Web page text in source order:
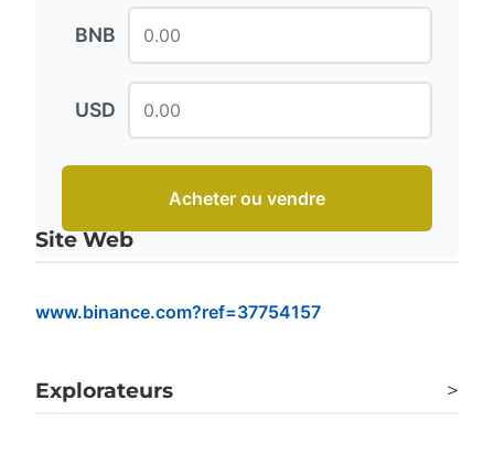
BNB
USD
Acheter ou vendre
Site Web
www.binance.com?ref=37754157
Explorateurs >